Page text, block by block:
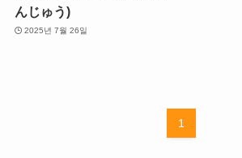
んじゅう)
2025년 7월 26일
1